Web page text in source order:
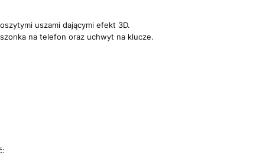
uszami dającymi efekt 3D.
na telefon oraz uchwyt na klucze.